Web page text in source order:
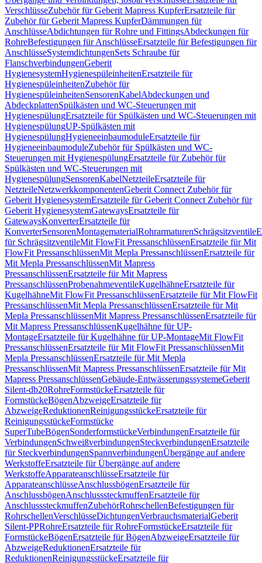
VerschlüsseZubehör für Geberit Mapress KupferErsatzteile für
Zubehör für Geberit Mapress KupferDämmungen für
AnschlüsseAbdichtungen für Rohre und FittingsAbdeckungen für
RohreBefestigungen für AnschlüsseErsatzteile für Befestigungen für
AnschlüsseSystemdichtungenSets Schraube für
FlanschverbindungenGeberit
HygienesystemHygienespüleinheitenErsatzteile für
HygienespüleinheitenZubehör für
HygienespüleinheitenSensorenKabelAbdeckungen und
AbdeckplattenSpülkästen und WC-Steuerungen mit
HygienespülungErsatzteile für Spülkästen und WC-Steuerungen mit
HygienespülungUP-Spülkästen mit
HygienespülungHygieneeinbaumoduleErsatzteile für
HygieneeinbaumoduleZubehör für Spülkästen und WC-
Steuerungen mit HygienespülungErsatzteile für Zubehör für
Spülkästen und WC-Steuerungen mit
HygienespülungSensorenKabelNetzteileErsatzteile für
NetzteileNetzwerkkomponentenGeberit Connect Zubehör für
Geberit HygienesystemErsatzteile für Geberit Connect Zubehör für
Geberit HygienesystemGatewaysErsatzteile für
GatewaysKonverterErsatzteile für
KonverterSensorenMontagematerialRohrarmaturenSchrägsitzventile
für SchrägsitzventileMit FlowFit PressanschlüssenErsatzteile für Mit
FlowFit PressanschlüssenMit Mepla PressanschlüssenErsatzteile für
Mit Mepla PressanschlüssenMit Mapress
PressanschlüssenErsatzteile für Mit Mapress
PressanschlüssenProbenahmeventileKugelhähneErsatzteile für
KugelhähneMit FlowFit PressanschlüssenErsatzteile für Mit FlowFit
PressanschlüssenMit Mepla PressanschlüssenErsatzteile für Mit
Mepla PressanschlüssenMit Mapress PressanschlüssenErsatzteile für
Mit Mapress PressanschlüssenKugelhähne für UP-
MontageErsatzteile für Kugelhähne für UP-MontageMit FlowFit
PressanschlüssenErsatzteile für Mit FlowFit PressanschlüssenMit
Mepla PressanschlüssenErsatzteile für Mit Mepla
PressanschlüssenMit Mapress PressanschlüssenErsatzteile für Mit
Mapress PressanschlüssenGebäude-EntwässerungssystemeGeberit
Silent-db20RohreFormstückeErsatzteile für
FormstückeBögenAbzweigeErsatzteile für
AbzweigeReduktionenReinigungsstückeErsatzteile für
ReinigungsstückeFormstücke
SuperTubeBögenSonderformstückeVerbindungenErsatzteile für
VerbindungenSchweißverbindungenSteckverbindungenErsatzteile
für SteckverbindungenSpannverbindungenÜbergänge auf andere
WerkstoffeErsatzteile für Übergänge auf andere
WerkstoffeApparateanschlüsseErsatzteile für
ApparateanschlüsseAnschlussbögenErsatzteile für
AnschlussbögenAnschlusssteckmuffenErsatzteile für
AnschlusssteckmuffenZubehörRohrschellenBefestigungen für
RohrschellenVerschlüsseDichtungenVerbrauchsmaterialGeberit
Silent-PPRohreErsatzteile für RohreFormstückeErsatzteile für
FormstückeBögenErsatzteile für BögenAbzweigeErsatzteile für
AbzweigeReduktionenErsatzteile für
ReduktionenReinigungsstückeErsatzteile für